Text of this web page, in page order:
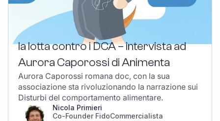
la lotta contro i DCA – intervista ad
Aurora Caporossi di Animenta
Aurora Caporossi romana doc, con la sua
associazione sta rivoluzionando la narrazione sui
Disturbi del comportamento alimentare.
Nicola Primieri
Co-Founder FidoCommercialista